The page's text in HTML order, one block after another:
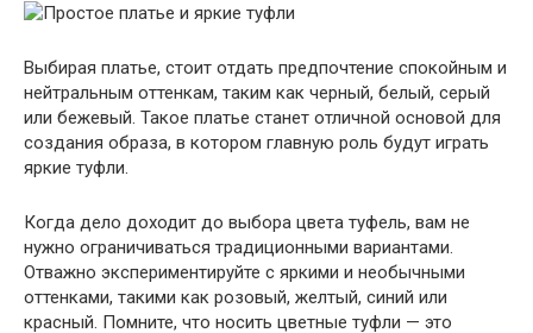
Выбирая платье, стоит отдать предпочтение спокойным и
нейтральным оттенкам, таким как черный, белый, серый
или бежевый. Такое платье станет отличной основой для
создания образа, в котором главную роль будут играть
яркие туфли.
Когда дело доходит до выбора цвета туфель, вам не
нужно ограничиваться традиционными вариантами.
Отважно экспериментируйте с яркими и необычными
оттенками, такими как розовый, желтый, синий или
красный. Помните, что носить цветные туфли — это